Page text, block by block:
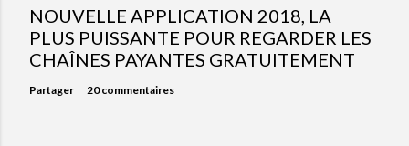
NOUVELLE APPLICATION 2018, LA
PLUS PUISSANTE POUR REGARDER LES
CHAÎNES PAYANTES GRATUITEMENT
Partager 20 commentaires